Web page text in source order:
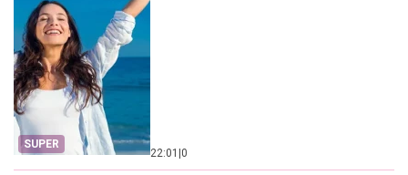
SUPER
22:01 0